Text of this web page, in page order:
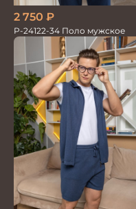
2 750 ₽
P-24122-34 Поло мужское